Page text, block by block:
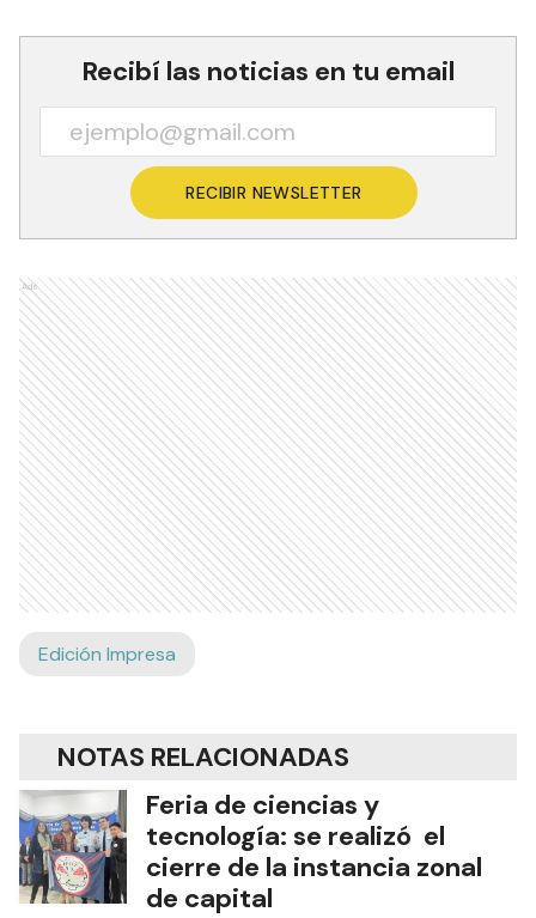
Recibí las noticias en tu email
RECIBIR NEWSLETTER
Ads
Edición Impresa
NOTAS RELACIONADAS
Feria de ciencias y
tecnología: se realizó el
cierre de la instancia zonal
de capital